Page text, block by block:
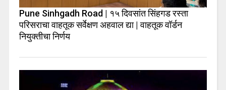
Pune Sinhgadh Road | १५ दिवसांत सिंहगड रस्ता
परिसराचा वाहतूक सर्वेक्षण अहवाल द्या | वाहतूक वॉर्डन
नियुक्तीचा निर्णय